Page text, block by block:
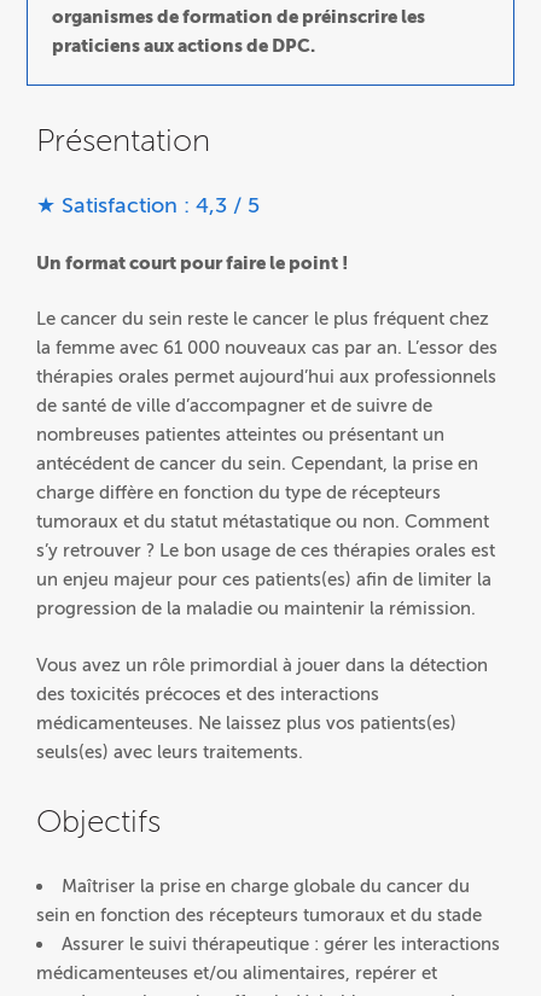
organismes de formation de préinscrire les
praticiens aux actions de DPC.
Présentation
★ Satisfaction : 4,3 / 5
Un format court pour faire le point !
Le cancer du sein reste le cancer le plus fréquent chez
la femme avec 61 000 nouveaux cas par an. L’essor des
thérapies orales permet aujourd’hui aux professionnels
de santé de ville d’accompagner et de suivre de
nombreuses patientes atteintes ou présentant un
antécédent de cancer du sein. Cependant, la prise en
charge diffère en fonction du type de récepteurs
tumoraux et du statut métastatique ou non. Comment
s’y retrouver ? Le bon usage de ces thérapies orales est
un enjeu majeur pour ces patients(es) afin de limiter la
progression de la maladie ou maintenir la rémission.
Vous avez un rôle primordial à jouer dans la détection
des toxicités précoces et des interactions
médicamenteuses. Ne laissez plus vos patients(es)
seuls(es) avec leurs traitements.
Objectifs
Maîtriser la prise en charge globale du cancer du
sein en fonction des récepteurs tumoraux et du stade
Assurer le suivi thérapeutique : gérer les interactions
médicamenteuses et/ou alimentaires, repérer et